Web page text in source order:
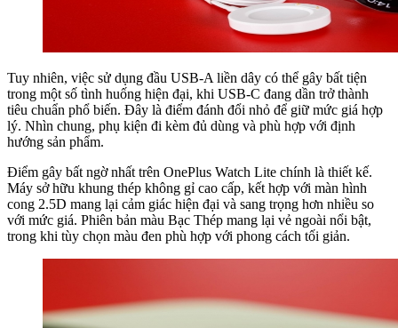
Tuy nhiên, việc sử dụng đầu USB-A liền dây có thể gây bất tiện
trong một số tình huống hiện đại, khi USB-C đang dần trở thành
tiêu chuẩn phổ biến. Đây là điểm đánh đổi nhỏ để giữ mức giá hợp
lý. Nhìn chung, phụ kiện đi kèm đủ dùng và phù hợp với định
hướng sản phẩm.
Điểm gây bất ngờ nhất trên OnePlus Watch Lite chính là thiết kế.
Máy sở hữu khung thép không gỉ cao cấp, kết hợp với màn hình
cong 2.5D mang lại cảm giác hiện đại và sang trọng hơn nhiều so
với mức giá. Phiên bản màu Bạc Thép mang lại vẻ ngoài nổi bật,
trong khi tùy chọn màu đen phù hợp với phong cách tối giản.